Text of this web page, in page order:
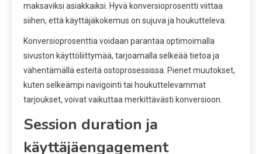
maksaviksi asiakkaiksi. Hyvä konversioprosentti viittaa
siihen, että käyttäjäkokemus on sujuva ja houkutteleva.
Konversioprosenttia voidaan parantaa optimoimalla
sivuston käyttöliittymää, tarjoamalla selkeää tietoa ja
vähentämällä esteitä ostoprosessissa. Pienet muutokset,
kuten selkeämpi navigointi tai houkuttelevammat
tarjoukset, voivat vaikuttaa merkittävästi konversioon.
Session duration ja
käyttäjäengagement